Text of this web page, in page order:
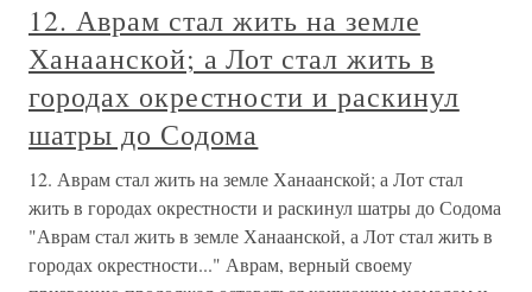
12. Аврам стал жить на земле
Ханаанской; а Лот стал жить в
городах окрестности и раскинул
шатры до Содома
12. Аврам стал жить на земле Ханаанской; а Лот стал
жить в городах окрестности и раскинул шатры до Содома
"Аврам стал жить в земле Ханаанской, а Лот стал жить в
городах окрестности..." Аврам, верный своему